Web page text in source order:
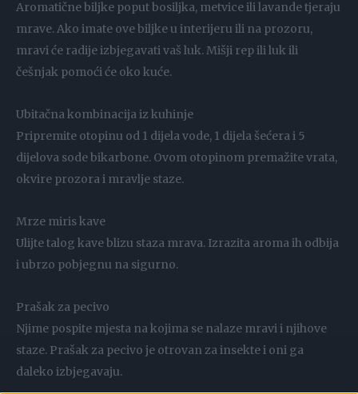
Aromatične biljke poput bosiljka, metvice ili lavande tjeraju
mrave. Ako imate ove biljke u interijeru ili na prozoru,
mravi će radije izbjegavati vaš luk. Mišji rep ili luk ili
češnjak pomoći će oko kuće.
Ubitačna kombinacija iz kuhinje
Pripremite otopinu od 1 dijela vode, 1 dijela šećera i 5
dijelova sode bikarbone. Ovom otopinom premažite vrata,
okvire prozora i mravlje staze.
Mrze miris kave
Ulijte talog kave blizu staza mrava. Izrazita aroma ih odbija
i ubrzo pobjegnu na sigurno.
Prašak za pecivo
Njime pospite mjesta na kojima se nalaze mravi i njihove
staze. Prašak za pecivo je otrovan za insekte i oni ga
daleko izbjegavaju.